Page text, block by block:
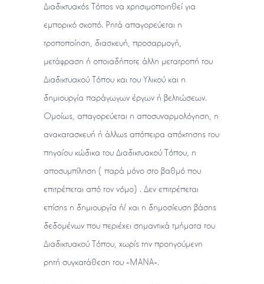
Διαδικτυακός Τόπος να χρησιμοποιηθεί για
εμπορικό σκοπό. Ρητά απαγορεύεται η
τροποποίηση, διασκευή, προσαρμογή,
μετάφραση ή οποιαδήποτε άλλη μετατροπή του
Διαδικτυακού Τόπου και του Υλικού και η
δημιουργία παράγωγων έργων ή βελτιώσεων.
Ομοίως, απαγορεύεται η αποσυναρμολόγηση, η
ανακατασκευή ή άλλως απόπειρα απόκτησης του
πηγαίου κώδικα του Διαδικτυακού Τόπου, η
αποσυμπίληση (παρά μόνο στο βαθμό που
επιτρέπεται από τον νόμο). Δεν επιτρέπεται
επίσης η δημιουργία ή/ και η δημοσίευση βάσης
δεδομένων που περιέχει σημαντικά τμήματα του
Διαδικτυακού Τόπου, χωρίς την προηγούμενη
ρητή συγκατάθεση του «ΜΑΝΑ».